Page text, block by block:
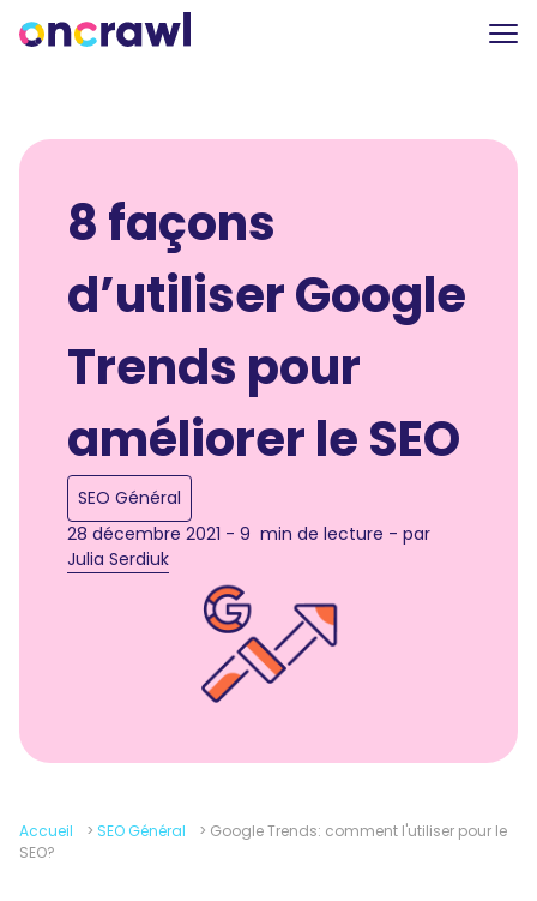
8 façons
d’utiliser Google
Trends pour
améliorer le SEO
SEO Général
28 décembre 2021 - 9 min de lecture - par
Julia Serdiuk
Accueil > SEO Général > Google Trends: comment l'utiliser pour le
SEO?